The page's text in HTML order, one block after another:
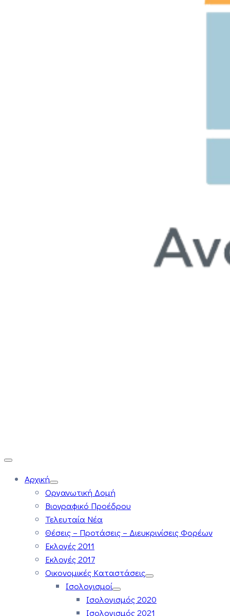
Αρχική
Οργανωτική Δομή
Βιογραφικό Προέδρου
Τελευταία Νέα
Θέσεις – Προτάσεις – Διευκρινίσεις Φορέων
Εκλογές 2011
Εκλογές 2017
Οικονομικές Καταστάσεις
Ισολογισμοί
Ισολογισμός 2020
Ισολογισμός 2021